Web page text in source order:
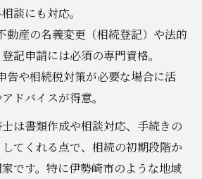
談にも対応。
動産の名義変更（相続登記）や法的
記申請には必須の専門資格。
告や相続税対策が必要な場合に活
ドバイスが得意。
は書類作成や相談対応、手続きの
てくれる点で、相続の初期段階か
です。特に伊勢崎市のような地域